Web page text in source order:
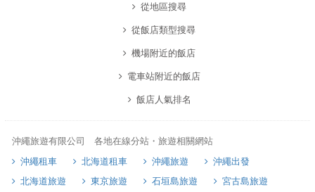
從地區搜尋
從飯店類型搜尋
機場附近的飯店
電車站附近的飯店
飯店人氣排名
沖繩旅遊有限公司 各地在線分站・旅遊相關網站
沖繩租車
北海道租車 沖繩旅遊
沖繩出發
北海道旅遊
東京旅遊 石垣島旅遊 宮古島旅遊